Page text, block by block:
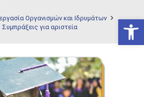
Οργανισμών και Ιδρυμάτων
Συμπράξεις για αριστεία